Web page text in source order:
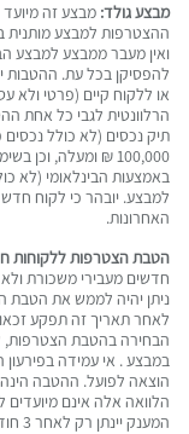
מבצע גולד: מבצע זה מיועד
ההצטרפות למבצע מותנית
ואין מעבר ממבצע למבצע
להפסיקן בכל עת. ההטבות
או ללקוח קיים (פרטי ולא
תיק נכסים (לא כולל נכסים
באמצעות הבינלאומי (לא
האחרונות.
הטבת הצטרפות ללקוחות
חדשים מעבירי משכורת
ניתן יהיה לממש את הטבת
לאחר תאריך זה תפקע
הבחירה בהטבת הצטרפות,
במבצע . אי עמידה בפירעון
הוצאה לפועל. ההטבה
הלוואה אלה אינם